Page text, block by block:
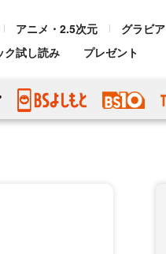
アニメ・2.5次元 グラビア
ク試し読み プレゼント